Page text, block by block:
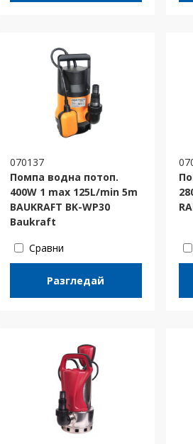
070137
Помпа водна потоп.
400W 1 max 125L/min 5m
BAUKRAFT BK-WP30
Baukraft
Сравни
Разгледай